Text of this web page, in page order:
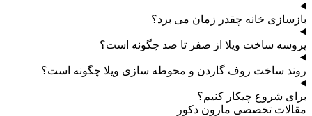
بازسازی خانه چقدر زمان می برد؟
پروسه ساخت ویلا از صفر تا صد چگونه است؟
روند ساخت روف گاردن و محوطه سازی ویلا چگونه است؟
برای شروع چیکار کنیم؟
مقالات تخصصی مارون دکور